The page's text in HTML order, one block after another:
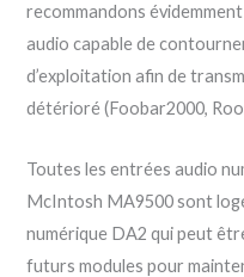
recommandons
audio capable de
d’exploitation afin de
détérioré (Foobar2000,
Toutes les entrées audio
McIntosh MA9500 sont
numérique DA2 qui peut
futurs modules pour